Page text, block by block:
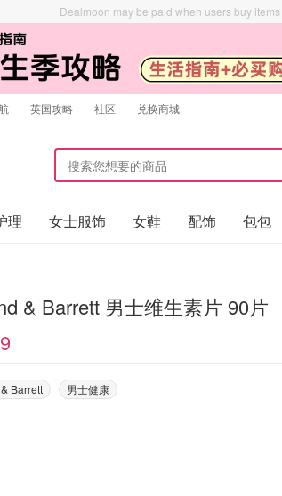
Dealmoon may be paid when users buy items
英国攻略 社区 兑换商城
理 女士服饰 女鞋 配饰 包包
& Barrett 男士维生素片 90片
Barrett 男士健康